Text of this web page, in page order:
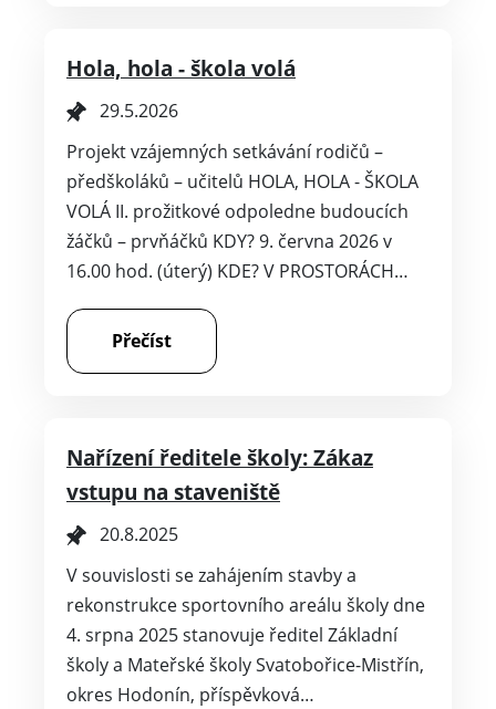
Hola, hola - škola volá
29.5.2026
Projekt vzájemných setkávání rodičů –
předškoláků – učitelů HOLA, HOLA - ŠKOLA
VOLÁ II. prožitkové odpoledne budoucích
žáčků – prvňáčků KDY? 9. června 2026 v
16.00 hod. (úterý) KDE? V PROSTORÁCH…
Přečíst
Nařízení ředitele školy: Zákaz
vstupu na staveniště
20.8.2025
V souvislosti se zahájením stavby a
rekonstrukce sportovního areálu školy dne
4. srpna 2025 stanovuje ředitel Základní
školy a Mateřské školy Svatobořice-Mistřín,
okres Hodonín, příspěvková…